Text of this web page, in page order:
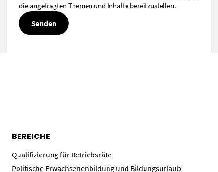
die angefragten Themen und Inhalte bereitzustellen.
BEREICHE
Qualifizierung für Betriebsräte
Politische Erwachsenenbildung und Bildungsurlaub